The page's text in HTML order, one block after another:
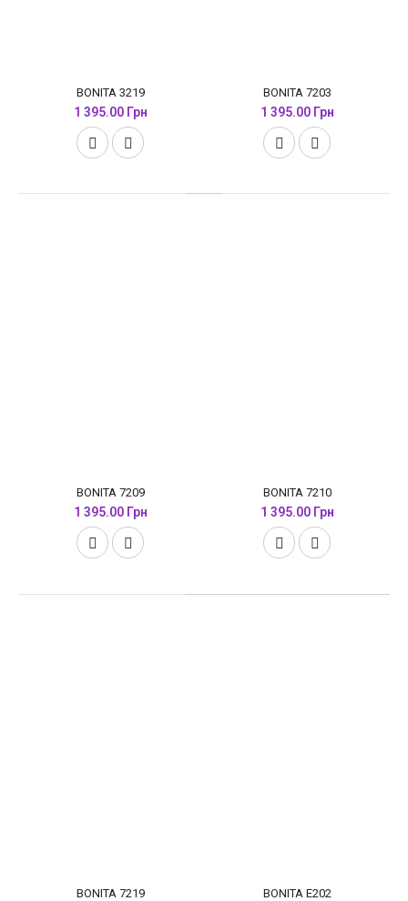
BONITA 3219
1 395.00 Грн
BONITA 7203
1 395.00 Грн
BONITA 7209
1 395.00 Грн
BONITA 7210
1 395.00 Грн
BONITA 7219 BONITA E202